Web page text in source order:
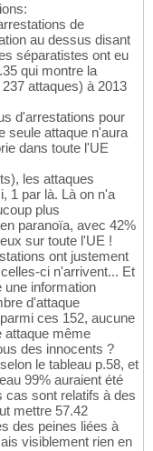
de
au dessus disant
séparatistes ont eu
qui montre la
attaques) à 2013
d'arrestations pour
seule attaque n'aura
dans toute l'UE
les attaques
1 par là. Là on n'a
plus
paranoïa, avec 42%
sur toute l'UE !
ont justement
ci n'arrivent... Et
une information
d'attaque
ces 152, aucune
attaque même
des innocents ?
le tableau p.58, et
99% auraient été
cas sont relatifs à des
mettre 57.42
des peines liées à
visiblement rien en